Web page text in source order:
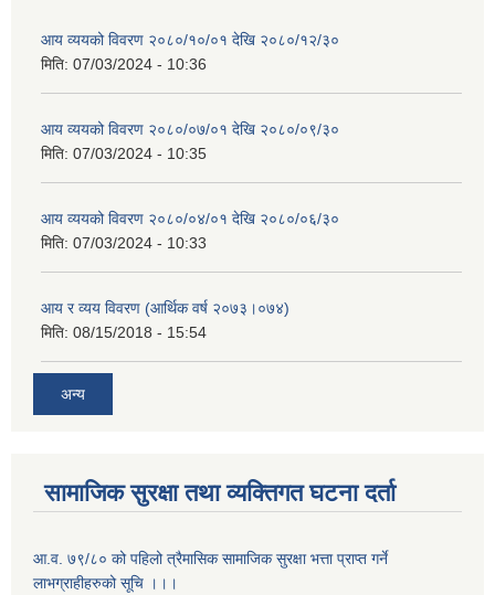
आय व्ययको विवरण २०८०/१०/०१ देखि २०८०/१२/३०
मिति: 07/03/2024 - 10:36
आय व्ययको विवरण २०८०/०७/०१ देखि २०८०/०९/३०
मिति: 07/03/2024 - 10:35
आय व्ययको विवरण २०८०/०४/०१ देखि २०८०/०६/३०
मिति: 07/03/2024 - 10:33
आय र व्यय विवरण (आर्थिक वर्ष २०७३।०७४)
मिति: 08/15/2018 - 15:54
अन्य
सामाजिक सुरक्षा तथा व्यक्तिगत घटना दर्ता
आ.व. ७९/८० को पहिलो त्रैमासिक सामाजिक सुरक्षा भत्ता प्राप्त गर्ने
लाभग्राहीहरुको सूचि ।।।